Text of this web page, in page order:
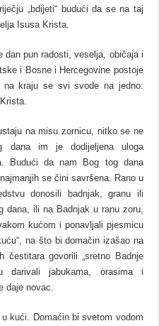
„bdijeti“ budući da se na taj
Isusa Krista.
dan pun radosti, veselja, običaja i
i Bosne i Hercegovine postoje
kraju se svi svode na jedno:
na misu zornicu, nitko se ne
dana im je dodijeljena uloga
Budući da nam Bog tog dana
se čini savršena. Rano u
donosili badnjak, granu ili
dana, ili na Badnjak u ranu zoru,
kućom i ponavljali pjesmicu
na što bi domačin izašao na
govorili „sretno Badnje
darivali jabukama, orasima i
daje novac.
kući. Domaćin bi svetom vodom